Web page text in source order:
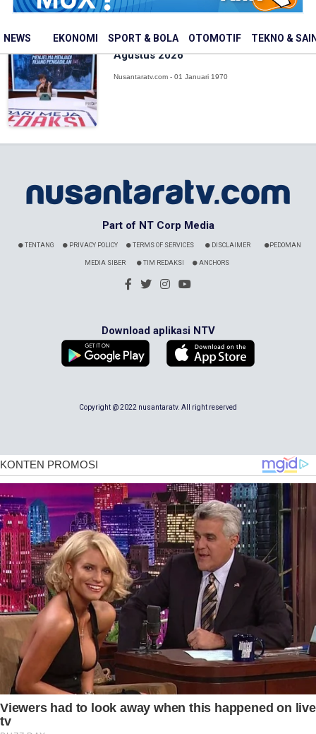
NEWS EKONOMI SPORT & BOLA OTOMOTIF TEKNO &
Jadwal Program Nusantara TV Rabu 5
Agustus 2026
Nusantaratv.com - 01 Januari 1970
Part of NT Corp Media
TENTANG PRIVACY POLICY TERMS OF SERVICES DISCLAIMER PEDOMAN
MEDIA SIBER TIM REDAKSI ANCHORS
Download aplikasi NTV
Copyright @ 2022 nusantaratv. All right reserved